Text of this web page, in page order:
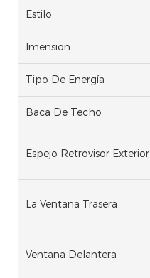
Estilo
Imension
Tipo De Energía
Baca De Techo
Espejo Retrovisor Exterior
La Ventana Trasera
Ventana Delantera